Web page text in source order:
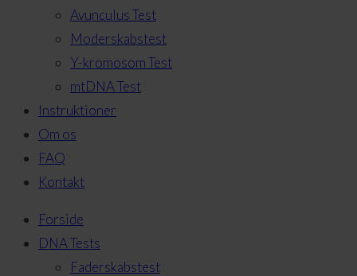
Avunculus Test
Moderskabstest
Y-kromosom Test
mtDNA Test
Instruktioner
Om os
FAQ
Kontakt
Forside
DNA Tests
Faderskabstest